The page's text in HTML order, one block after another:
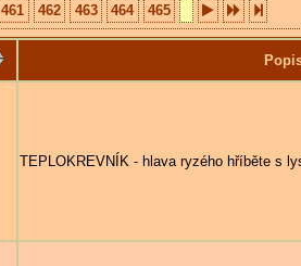
461 462 463 464 465
TEPLOKREVNÍK - hlava ryzého hříběte s